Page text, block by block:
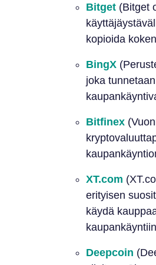
Bitget (Bitget
kopioida
BingX
joka
Bitfinex
XT.com
erityisen
käydä
Deepcoin